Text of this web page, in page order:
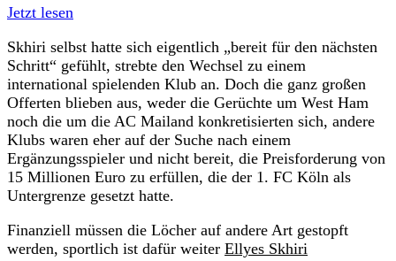
Jetzt lesen
Skhiri selbst hatte sich eigentlich „bereit für den nächsten
Schritt“ gefühlt, strebte den Wechsel zu einem
international spielenden Klub an. Doch die ganz großen
Offerten blieben aus, weder die Gerüchte um West Ham
noch die um die AC Mailand konkretisierten sich, andere
Klubs waren eher auf der Suche nach einem
Ergänzungsspieler und nicht bereit, die Preisforderung von
15 Millionen Euro zu erfüllen, die der 1. FC Köln als
Untergrenze gesetzt hatte.
Finanziell müssen die Löcher auf andere Art gestopft
werden, sportlich ist dafür weiter Ellyes Skhiri